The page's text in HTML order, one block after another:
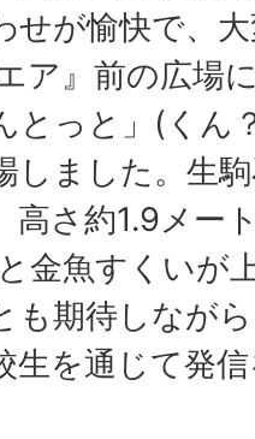
せが愉快で、
ア』前の広場
とっと」(くん
しました。生
高さ約1.9メー
金魚すくいが
も期待しなが
生を通じて発